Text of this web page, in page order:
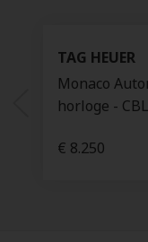
TAG HEUER
Monaco
horloge -
€ 8.250